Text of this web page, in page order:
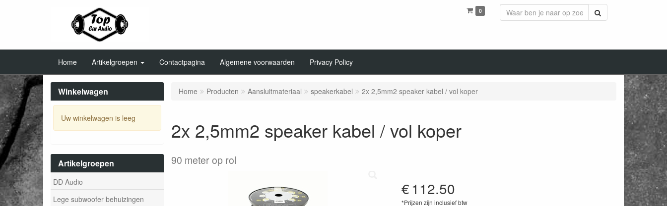
0
Home Artikelgroepen Contactpagina Algemene voorwaarden Privacy Policy
Winkelwagen
Uw winkelwagen is leeg
Artikelgroepen
DD Audio
Lege subwoofer behuizingen
Home Producten Aansluitmateriaal speakerkabel 2x 2,5mm2 speaker kabel / vol koper
2x 2,5mm2 speaker kabel / vol koper
90 meter op rol
€112.50
*Prijzen zijn inclusief btw